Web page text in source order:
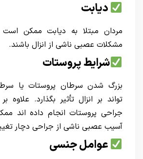
دیابت
مردان مبتلا به دیابت ممکن است
مشکلات عصبی ناشی از انزال باشند.
شرایط پروستات
بزرگ شدن سرطان پروستات یا
تواند بر انزال تأثیر بگذارد. علاوه
جراحی پروستات انجام داده اند
آسیب عصبی ناشی از جراحی دچار
عوامل جنسی